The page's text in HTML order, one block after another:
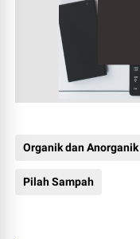
Organik dan Anorganik
Pilah Sampah